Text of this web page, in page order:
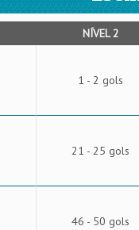
NÍVEL 2
1 - 2 gols
21 - 25 gols
46 - 50 gols